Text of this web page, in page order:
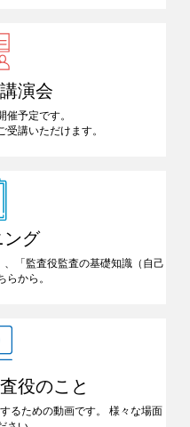
演会
催予定です。
受講いただけます。
ング
、「監査役監査の基礎知識 （自己
らから。
役のこと
るための動画です。
様々な場面